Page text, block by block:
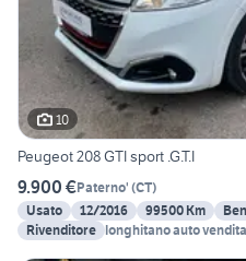
10
Peugeot 208 GTI sport .G.T.I
9.900 €Paterno' (CT)
Usato
12/2016 99500 Km
Rivenditore longhitano auto